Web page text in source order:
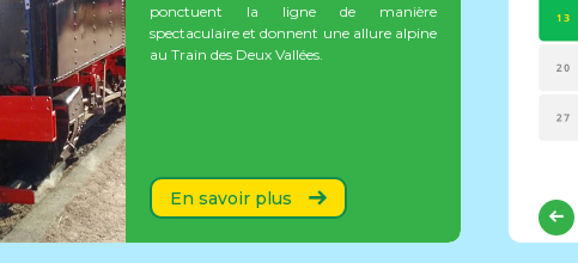
ponctuent la ligne de manière
spectaculaire et donnent une allure alpine
au Train des Deux Vallées.
En savoir plus